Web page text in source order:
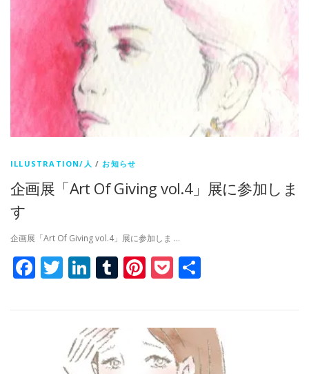
ILLUSTRATION/人 / お知らせ
企画展「Art Of Giving vol.4」展に参加しま
す
企画展「Art Of Giving vol.4」展に参加しま …
Facebook
Twitter
LinkedIn
Tumblr
Pinterest
Pocket